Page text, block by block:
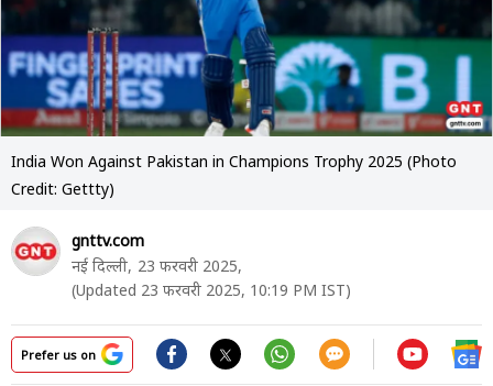
India Won Against Pakistan in Champions Trophy 2025 (Photo
Credit: Gettty)
gnttv.com
नई दिल्ली, 23 फरवरी 2025,
(Updated 23 फरवरी 2025, 10:19 PM IST)
Prefer us on